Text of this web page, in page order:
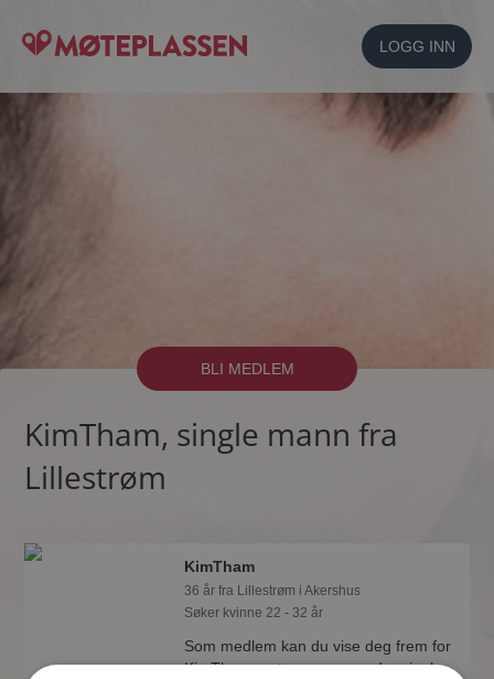
LOGG INN
BLI MEDLEM
KimTham, single mann fra
Lillestrøm
KimTham
36 år fra Lillestrøm i Akershus
Søker kvinne 22 - 32 år
Som medlem kan du vise deg frem for
KimTham og tusener av andre single